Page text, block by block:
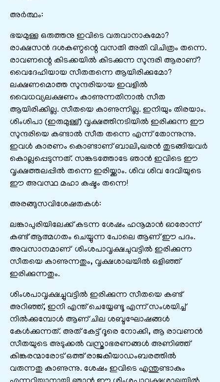
അർത്ഥം:
ഭയമുള്ള ഒരുത്തനു ഇവിടെ വരുവാനാകുമോ?
രാക്ഷസൻ ദശകണ്ഠന്റെ വസതി അതി വിചിത്രം തന്നെ.
രാവണന്റെ കിടക്കയിൽ കിടക്കുന്ന സുന്ദരി ആരാണ്?
വൈദേഹിയായ സീതതന്നെ ആയിരിക്കുമോ?
ലക്ഷണമൊത്ത സുന്ദരിയായ ഇവളിൽ
വൈധവ്യലക്ഷണം കാണുന്നതിനാൽ സീത
ആയിരിക്കില്ല. സീതയെ കാണുന്നില്ല. ഇനിയും തിരയാം.
ശിംശിപാ (ഇരുമുള്ള്) വൃക്ഷത്തിനടിയിൽ ഇരിക്കുന്ന ഈ
സുന്ദരിയെ കണ്ടാൽ സീത തന്നെ എന്ന് തോന്നുന്നു.
ഇവൾ കാരണം കൊണ്ടാണ് ബാലി,ഖരൻ തുടങ്ങിയവർ
കൊല്ലപ്പെടുന്നത്. സങ്കടത്തോടേ ഞാൻ ഇവിടെ ഈ
വൃക്ഷത്തലപ്പിൽ തന്നെ ഇരിയ്ക്കാം. ശിവ ശിവ ദേവിയുടെ
ഈ അവസ്ഥ മഹാ കഷ്ടം തന്നെ!
അരങ്ങുസവിശേഷതകൾ:
ലങ്കാപുരിയിലേക്ക് കടന്ന ശേഷം ഹനൂമാൻ ഓരോന്ന്
കണ്ട് ആത്മഗതം ചെയ്യുന്ന പോലെ ആണ് ഈ പദം.
അവസാനമാണ് ശിംശപാവൃക്ഷചുവട്ടിൽ ഇരിക്കുന്ന
സീതയെ കാണുന്നതും, വൃക്ഷശാഖയിൽ ഒളിഞ്ഞ്
ഇരിക്കുന്നതും.
ശിംശപാവൃക്ഷച്ചുവട്ടിൽ ഇരിക്കുന്ന സീതയെ കണ്ട്
അറിഞ്ഞ്, ഇനി എന്ത് ചെയ്യേണ്ടൂ എന്ന് സംശയിച്ച്
നിൽക്കുമ്പോൾ ആണ് ചില ശബ്ദഘോഷങ്ങൾ
കേൾക്കുന്നത്. അത് കേട്ട് ദൂരെ നോക്കി, ആ രാവണൻ
സീതയുടെ അടുക്കൽ വസ്ത്രാഭരണങ്ങൾ അണിഞ്ഞ്
കിങ്കരന്മാരോട് ഒത്ത് രാജകീയാഡംബരത്തിൽ
വരുന്നതു കാണുന്നു. ശേഷം ഇവിടെ എന്തുണ്ടാകും